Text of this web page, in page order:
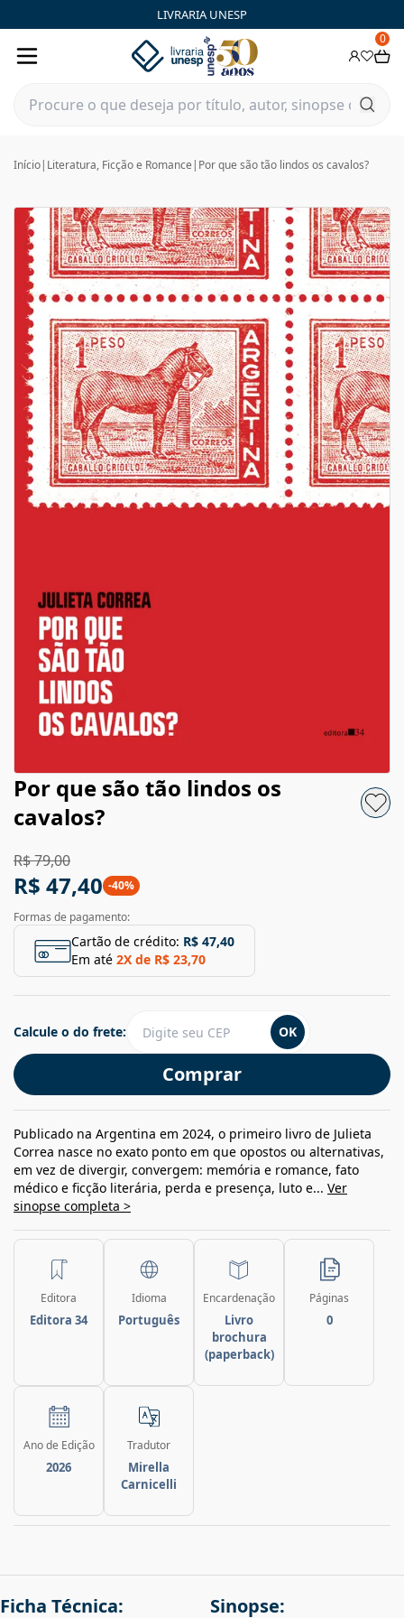
LIVRARIA UNESP
0
Início| Literatura, Ficção e Romance | Por que são tão lindos os cavalos?
Por que são tão lindos os
cavalos?
R$ 79,00
R$ 47,40 -40%
Formas de pagamento:
Cartão de crédito: R$ 47,40
Em até 2X de R$ 23,70
Comprar
Calcule o do frete: OK
Publicado na Argentina em 2024, o primeiro livro de Julieta
Correa nasce no exato ponto em que opostos ou alternativas,
em vez de divergir, convergem: memória e romance, fato
médico e ficção literária, perda e presença, luto e... Ver
sinopse completa >
Editora
Editora 34
Idioma
Português
Encardenação
Livro
brochura
(paperback)
Páginas
0
Ano de Edição
2026
Tradutor
Mirella
Carnicelli
Ficha Técnica: Sinopse: